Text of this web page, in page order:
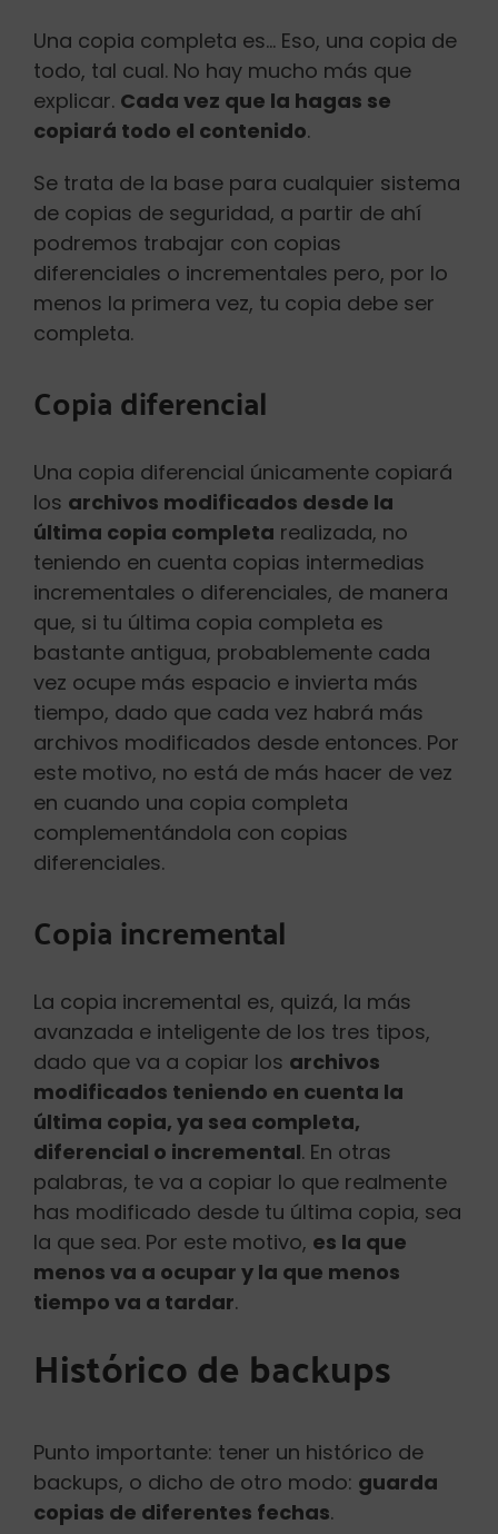
Una copia completa es… Eso, una copia de
todo, tal cual. No hay mucho más que
explicar. Cada vez que la hagas se
copiará todo el contenido.
Se trata de la base para cualquier sistema
de copias de seguridad, a partir de ahí
podremos trabajar con copias
diferenciales o incrementales pero, por lo
menos la primera vez, tu copia debe ser
completa.
Copia diferencial
Una copia diferencial únicamente copiará
los archivos modificados desde la
última copia completa realizada, no
teniendo en cuenta copias intermedias
incrementales o diferenciales, de manera
que, si tu última copia completa es
bastante antigua, probablemente cada
vez ocupe más espacio e invierta más
tiempo, dado que cada vez habrá más
archivos modificados desde entonces. Por
este motivo, no está de más hacer de vez
en cuando una copia completa
complementándola con copias
diferenciales.
Copia incremental
La copia incremental es, quizá, la más
avanzada e inteligente de los tres tipos,
dado que va a copiar los archivos
modificados teniendo en cuenta la
última copia, ya sea completa,
diferencial o incremental. En otras
palabras, te va a copiar lo que realmente
has modificado desde tu última copia, sea
la que sea. Por este motivo, es la que
menos va a ocupar y la que menos
tiempo va a tardar.
Histórico de backups
Punto importante: tener un histórico de
backups, o dicho de otro modo: guarda
copias de diferentes fechas.